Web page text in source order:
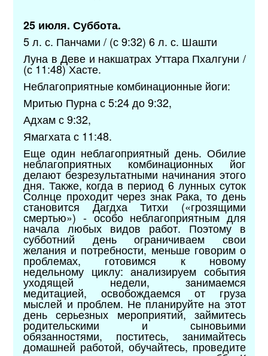
25 июля. Суббота.
5 л. с. Панчами / (с 9:32) 6 л. с. Шашти
Луна в Деве и накшатрах Уттара Пхалгуни /
(с 11:48) Хасте.
Неблагоприятные комбинационные йоги:
Мритью Пурна с 5:24 до 9:32,
Адхам с 9:32,
Ямагхата с 11:48.
Еще один неблагоприятный день. Обилие
неблагоприятных комбинационных йог
делают безрезультатными начинания этого
дня. Также, когда в период 6 лунных суток
Солнце проходит через знак Рака, то день
становится Дагдха Титхи («грозящими
смертью») - особо неблагоприятным для
начала любых видов работ. Поэтому в
субботний день ограничиваем свои
желания и потребности, меньше говорим о
проблемах, готовимся к новому
недельному циклу: анализируем события
уходящей недели, занимаемся
медитацией, освобождаемся от груза
мыслей и проблем. Не планируйте на этот
день серьезных мероприятий, займитесь
родительскими и сыновьими
обязанностями, поститесь, занимайтесь
домашней работой, обучайтесь, проведите